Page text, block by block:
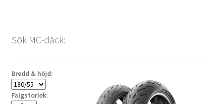
Sök MC-däck:
Bredd & höjd:
Fälgstorlek: